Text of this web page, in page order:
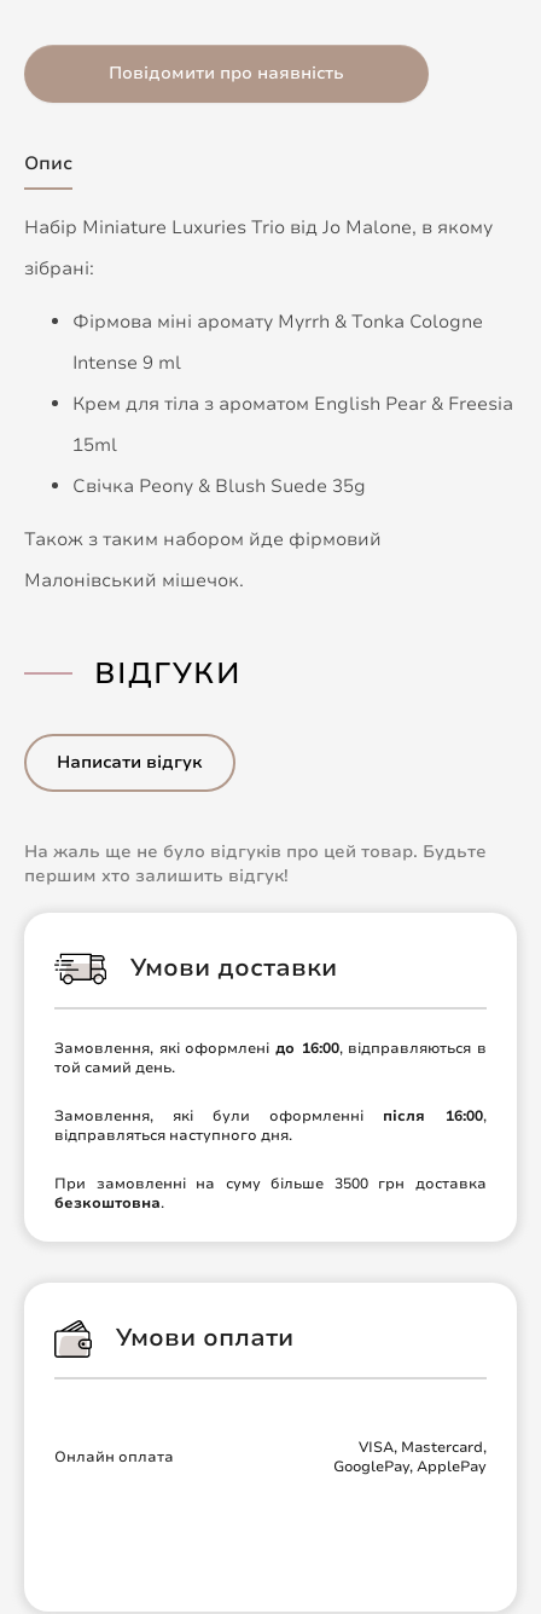
Повідомити про наявність
Опис
Набір Miniature Luxuries Trio від Jo Malone, в якому
зібрані:
Фірмова міні аромату Myrrh & Tonka Cologne
Intense 9 ml
Крем для тіла з ароматом English Pear & Freesia
15ml
Свічка Peony & Blush Suede 35g
Також з таким набором йде фірмовий
Малонівський мішечок.
ВІДГУКИ
Написати відгук
На жаль ще не було відгуків про цей товар. Будьте
першим хто залишить відгук!
Умови доставки
Замовлення, які оформлені до 16:00, відправляються в
той самий день.
Замовлення, які були оформленні після 16:00,
відправляться наступного дня.
При замовленні на суму більше 3500 грн доставка
безкоштовна.
Умови оплати
Онлайн оплата
VISA, Mastercard,
GooglePay, ApplePay